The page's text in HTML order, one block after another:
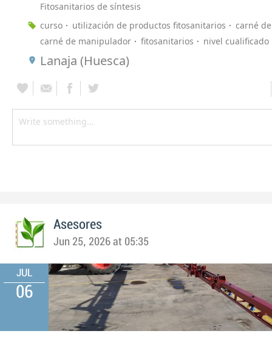
Fitosanitarios de síntesis
curso
utilización de productos fitosanitarios
carné
carné de manipulador
fitosanitarios nivel cualificado
Lanaja (Huesca)
Asesores
Jun 25, 2026 at 05:35
JUL
06